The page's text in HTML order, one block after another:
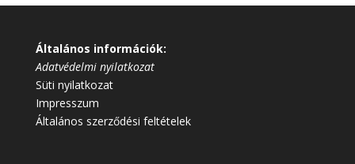
Általános információk:
Adatvédelmi nyilatkozat
Süti nyilatkozat
Impresszum
Általános szerződési feltételek